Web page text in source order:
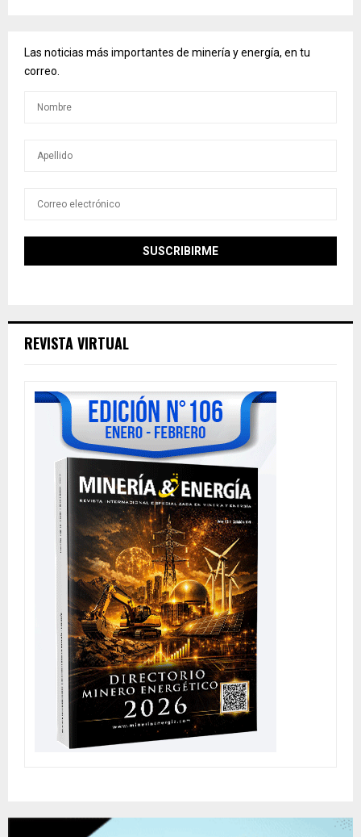
Las noticias más importantes de minería y energía, en tu
correo.
REVISTA VIRTUAL